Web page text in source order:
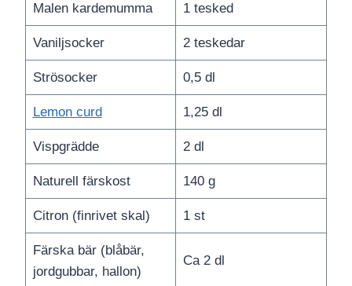
Malen kardemumma 1 tesked
Vaniljsocker 2 teskedar
Strösocker 0,5 dl
Lemon curd 1,25 dl
Vispgrädde 2 dl
Naturell färskost 140 g
Citron (finrivet skal) 1 st
Färska bär (blåbär,
jordgubbar, hallon)
Ca 2 dl